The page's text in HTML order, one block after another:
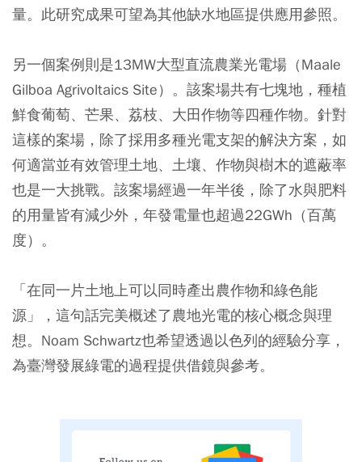
量。此研究成果可望為其他缺水地區提供應用參照。
另一個案例則是13MW大型直流農業光電場（Maale
Gilboa Agrivoltaics Site）。該案場共有七塊地，種植
鮮食葡萄、芒果、荔枝、大田作物等四種作物。針對
這樣的案場，除了採用多種光電支架的解決方案，如
何適當並有效管理土地、土壤、作物與樹木的遮蔽率
也是一大挑戰。該案場經過一年半後，除了水與肥料
的用量皆有減少外，年發電量也超過22GWh（百萬
度）。
「在同一片土地上可以同時產出農作物和綠色能
源」，這句話完美概述了農地光電的核心概念與理
想。Noam Schwartz也希望透過以色列的經驗分享，
為臺灣發展綠電的過程提供借鏡與參考。